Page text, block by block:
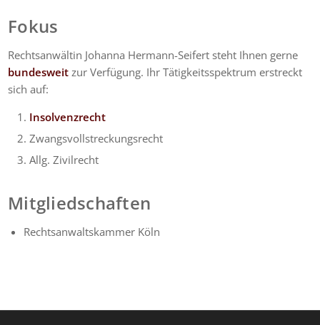
Fokus
Rechtsanwältin Johanna Hermann-Seifert steht Ihnen gerne
bundesweit zur Verfügung. Ihr Tätigkeitsspektrum erstreckt
sich auf:
Insolvenzrecht
Zwangsvollstreckungsrecht
Allg. Zivilrecht
Mitgliedschaften
Rechtsanwaltskammer Köln